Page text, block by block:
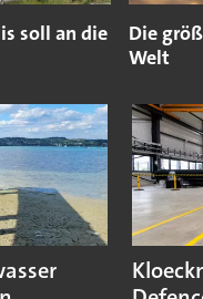
soll an die
Die
Welt